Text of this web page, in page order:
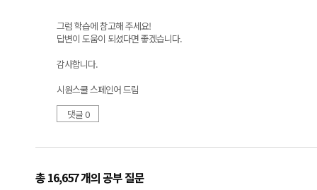
그럼 학습에 참고해 주세요!
답변이 도움이 되셨다면 좋겠습니다.
감사합니다.
시원스쿨 스페인어 드림
댓글 0
총 16,657 개의 공부 질문